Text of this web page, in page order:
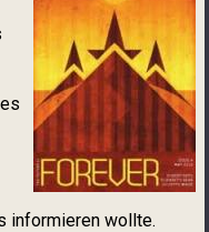
informieren wollte.